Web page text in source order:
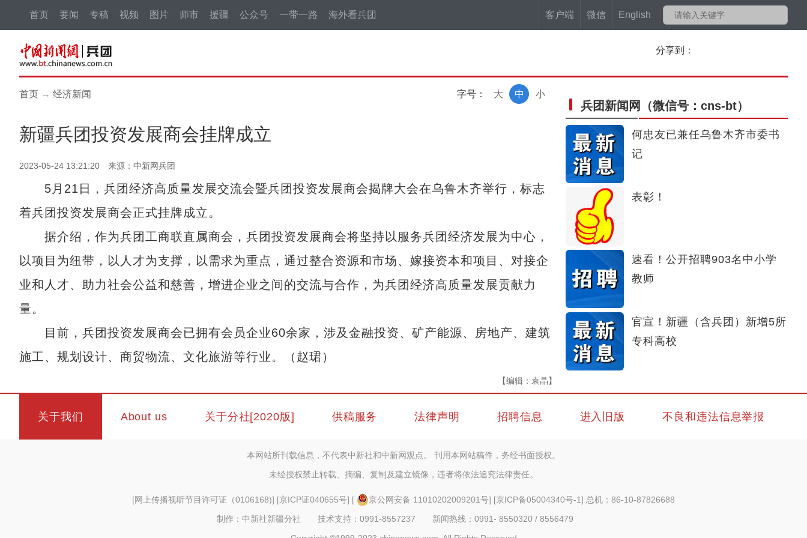
客户端 微信 English
首页 要闻 专稿 视频 图片 师市 援疆 公众号 一带一路 海外看兵团
分享到：
首页 → 经济新闻 字号： 小
中
大
新疆兵团投资发展商会挂牌成立
2023-05-24 13:21:20 来源：中新网兵团
5月21日，兵团经济高质量发展交流会暨兵团投资发展商会揭牌大会在乌鲁木齐举行，标志
着兵团投资发展商会正式挂牌成立。
据介绍，作为兵团工商联直属商会，兵团投资发展商会将坚持以服务兵团经济发展为中心，
以项目为纽带，以人才为支撑，以需求为重点，通过整合资源和市场、嫁接资本和项目、对接企
业和人才、助力社会公益和慈善，增进企业之间的交流与合作，为兵团经济高质量发展贡献力
量。
目前，兵团投资发展商会已拥有会员企业60余家，涉及金融投资、矿产能源、房地产、建筑
施工、规划设计、商贸物流、文化旅游等行业。（赵珺）
【编辑：袁晶】
兵团新闻网 （微信号：cns-bt）
何忠友已兼任乌鲁木齐市委书
记
表彰！
速看！公开招聘903名中小学
教师
官宣！新疆（含兵团）新增5所
专科高校
关于我们 About us 关于分社[2020版] 供稿服务 法律声明 招聘信息 进入旧版 不良和违法信息举报
本网站所刊载信息，不代表中新社和中新网观点。 刊用本网站稿件，务经书面授权。
未经授权禁止转载、摘编、复制及建立镜像，违者将依法追究法律责任。
[网上传播视听节目许可证（0106168)] [京ICP证040655号] [ 京公网安备 11010202009201号] [京ICP备05004340号-1] 总机：86-10-87826688
制作：中新社新疆分社 技术支持：0991-8557237 新闻热线：0991- 8550320 / 8556479